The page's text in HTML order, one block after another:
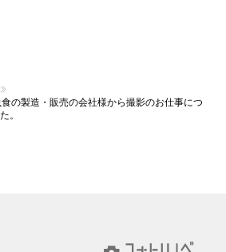
の製造・販売の会社様から撮影のお仕事につ
。